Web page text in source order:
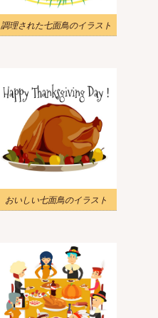
調理された七面鳥のイラスト
おいしい七面鳥のイラスト